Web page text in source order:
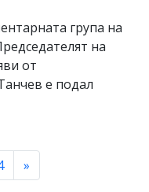
група на
на
от
е подал
»